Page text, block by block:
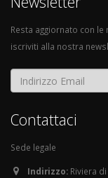
Resta aggiornato con
iscriviti alla nostra
Contattaci
Sede legale
Indirizzo: Riviera